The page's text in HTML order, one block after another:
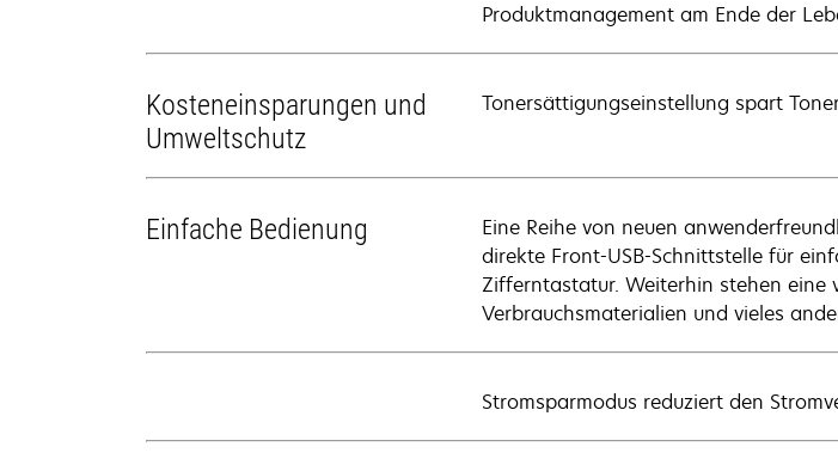
Produktmanagement am Ende der
Kosteneinsparungen und
Umweltschutz
Tonersättigungseinstellung spart
Einfache Bedienung
Eine Reihe von neuen
direkte Front-USB-Schnittstelle für
Zifferntastatur. Weiterhin stehen eine
Verbrauchsmaterialien und vieles
Stromsparmodus reduziert den